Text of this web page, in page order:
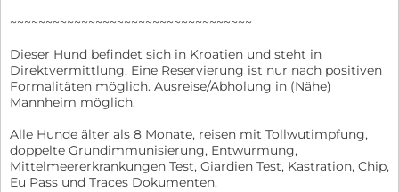
~~~~~~~~~~~~~~~~~~~~~~~~~~~~~~~~~~
Dieser Hund befindet sich in Kroatien und steht in
Direktvermittlung. Eine Reservierung ist nur nach positiven
Formalitäten möglich. Ausreise/Abholung in (Nähe)
Mannheim möglich.
Alle Hunde älter als 8 Monate, reisen mit Tollwutimpfung,
doppelte Grundimmunisierung, Entwurmung,
Mittelmeererkrankungen Test, Giardien Test, Kastration, Chip,
Eu Pass und Traces Dokumenten.